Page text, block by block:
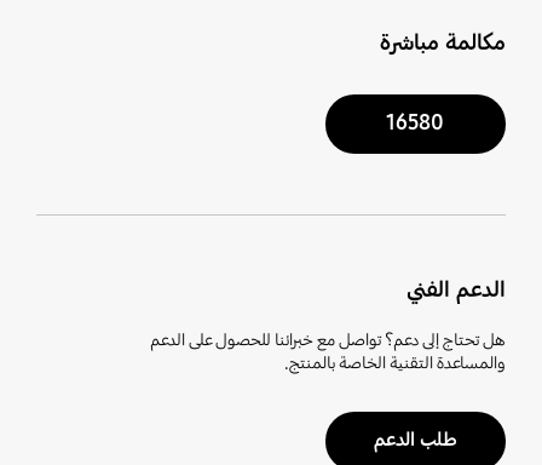
مكالمة مباشرة
16580
الدعم الفني
هل تحتاج إلى دعم؟ تواصل مع خبرائنا للحصول على الدعم
والمساعدة التقنية الخاصة بالمنتج.
طلب الدعم